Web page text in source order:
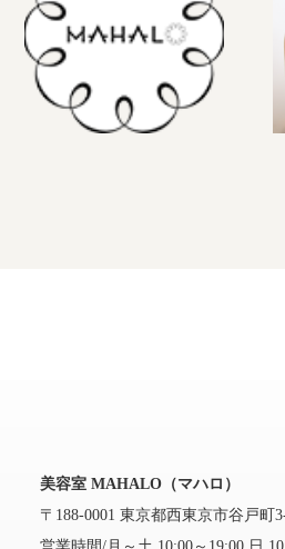
美容室 MAHALO（マハロ）
〒188-0001 東京都西東京市谷戸町